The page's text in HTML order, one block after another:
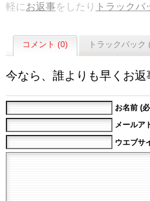
軽にお返事をしたり トラックバ
コメント (0) トラックバック
今なら、誰よりも早くお返
お名前 (
メールア
ウエブサ